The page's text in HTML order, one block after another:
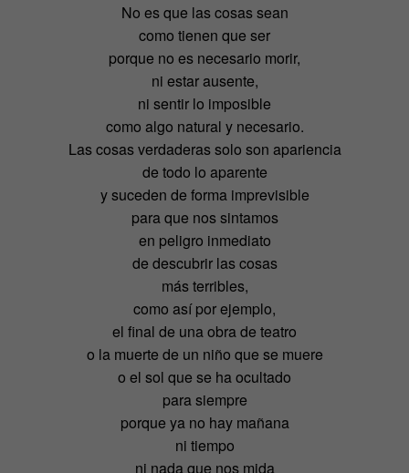
No es que las cosas sean
como tienen que ser
porque no es necesario morir,
ni estar ausente,
ni sentir lo imposible
como algo natural y necesario.
Las cosas verdaderas solo son apariencia
de todo lo aparente
y suceden de forma imprevisible
para que nos sintamos
en peligro inmediato
de descubrir las cosas
más terribles,
como así por ejemplo,
el final de una obra de teatro
o la muerte de un niño que se muere
o el sol que se ha ocultado
para siempre
porque ya no hay mañana
ni tiempo
ni nada que nos mida